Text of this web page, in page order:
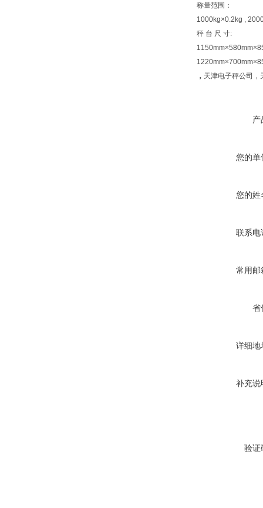
称量范围：
1000kg×0.2kg ,
秤 台 尺 寸:
， 天津电子秤公司，
产
您的单
您的姓
联系电
常用邮
省
详细地
补充说
验证